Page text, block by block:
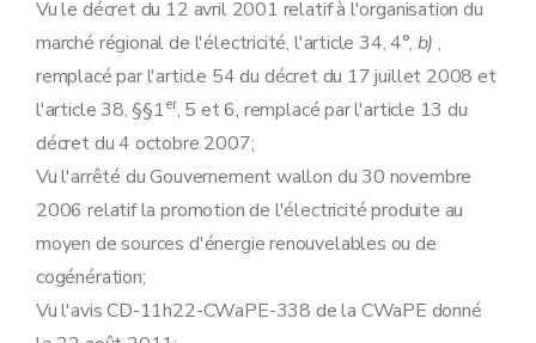
Vu le décret du 12 avril 2001 relatif à l'organisation du
marché régional de l'électricité, l'article 34, 4°, b) ,
remplacé par l'article 54 du décret du 17 juillet 2008 et
l'article 38, §§1er, 5 et 6, remplacé par l'article 13 du
décret du 4 octobre 2007;
Vu l'arrêté du Gouvernement wallon du 30 novembre
2006 relatif la promotion de l'électricité produite au
moyen de sources d'énergie renouvelables ou de
cogénération;
Vu l'avis CD-11h22-CWaPE-338 de la CWaPE donné